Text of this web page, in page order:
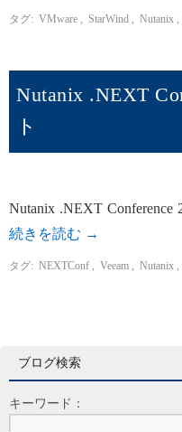
タグ: VMware StarWind Nutanix
Nutanix .NEXT
ト
Nutanix .NEXT
続きを読む →
タグ: NEXTConf Veeam Nutanix
ブログ検索
キーワード：